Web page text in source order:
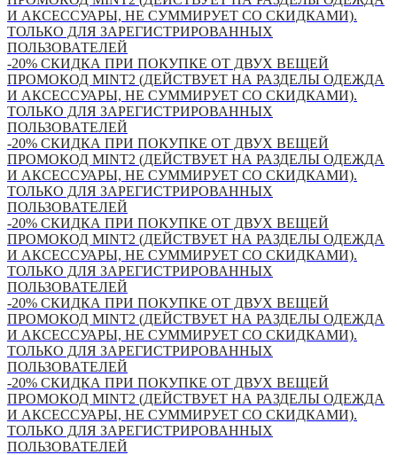
И АКСЕССУАРЫ, НЕ СУММИРУЕТ СО СКИДКАМИ).
ТОЛЬКО ДЛЯ ЗАРЕГИСТРИРОВАННЫХ
ПОЛЬЗОВАТЕЛЕЙ
-20% СКИДКА ПРИ ПОКУПКЕ ОТ ДВУХ ВЕЩЕЙ
ПРОМОКОД MINT2 (ДЕЙСТВУЕТ НА РАЗДЕЛЫ ОДЕЖДА
И АКСЕССУАРЫ, НЕ СУММИРУЕТ СО СКИДКАМИ).
ТОЛЬКО ДЛЯ ЗАРЕГИСТРИРОВАННЫХ
ПОЛЬЗОВАТЕЛЕЙ
-20% СКИДКА ПРИ ПОКУПКЕ ОТ ДВУХ ВЕЩЕЙ
ПРОМОКОД MINT2 (ДЕЙСТВУЕТ НА РАЗДЕЛЫ ОДЕЖДА
И АКСЕССУАРЫ, НЕ СУММИРУЕТ СО СКИДКАМИ).
ТОЛЬКО ДЛЯ ЗАРЕГИСТРИРОВАННЫХ
ПОЛЬЗОВАТЕЛЕЙ
-20% СКИДКА ПРИ ПОКУПКЕ ОТ ДВУХ ВЕЩЕЙ
ПРОМОКОД MINT2 (ДЕЙСТВУЕТ НА РАЗДЕЛЫ ОДЕЖДА
И АКСЕССУАРЫ, НЕ СУММИРУЕТ СО СКИДКАМИ).
ТОЛЬКО ДЛЯ ЗАРЕГИСТРИРОВАННЫХ
ПОЛЬЗОВАТЕЛЕЙ
-20% СКИДКА ПРИ ПОКУПКЕ ОТ ДВУХ ВЕЩЕЙ
ПРОМОКОД MINT2 (ДЕЙСТВУЕТ НА РАЗДЕЛЫ ОДЕЖДА
И АКСЕССУАРЫ, НЕ СУММИРУЕТ СО СКИДКАМИ).
ТОЛЬКО ДЛЯ ЗАРЕГИСТРИРОВАННЫХ
ПОЛЬЗОВАТЕЛЕЙ
-20% СКИДКА ПРИ ПОКУПКЕ ОТ ДВУХ ВЕЩЕЙ
ПРОМОКОД MINT2 (ДЕЙСТВУЕТ НА РАЗДЕЛЫ ОДЕЖДА
И АКСЕССУАРЫ, НЕ СУММИРУЕТ СО СКИДКАМИ).
ТОЛЬКО ДЛЯ ЗАРЕГИСТРИРОВАННЫХ
ПОЛЬЗОВАТЕЛЕЙ